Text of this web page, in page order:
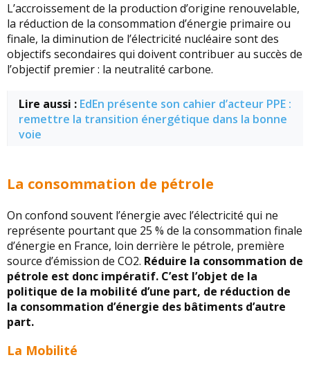
L’accroissement de la production d’origine renouvelable,
la réduction de la consommation d’énergie primaire ou
finale, la diminution de l’électricité nucléaire sont des
objectifs secondaires qui doivent contribuer au succès de
l’objectif premier : la neutralité carbone.
Lire aussi : EdEn présente son cahier d’acteur PPE :
remettre la transition énergétique dans la bonne
voie
La consommation de pétrole
On confond souvent l’énergie avec l’électricité qui ne
représente pourtant que 25 % de la consommation finale
d’énergie en France, loin derrière le pétrole, première
source d’émission de CO2. Réduire la consommation de
pétrole est donc impératif. C’est l’objet de la
politique de la mobilité d’une part, de réduction de
la consommation d’énergie des bâtiments d’autre
part.
La Mobilité